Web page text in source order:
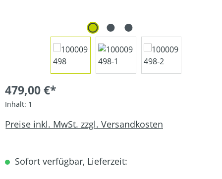
479,00 €*
Inhalt: 1
Preise inkl. MwSt. zzgl. Versandkosten
Sofort verfügbar, Lieferzeit: